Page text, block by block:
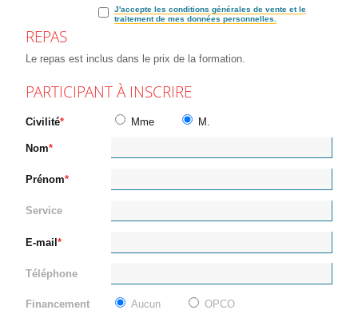
J'accepte les conditions générales de vente et le
traitement de mes données personnelles.
REPAS
Le repas est inclus dans le prix de la formation.
PARTICIPANT À INSCRIRE
Civilité Mme M.
Nom
Prénom
Service
E-mail
Téléphone
Financement Aucun OPCO